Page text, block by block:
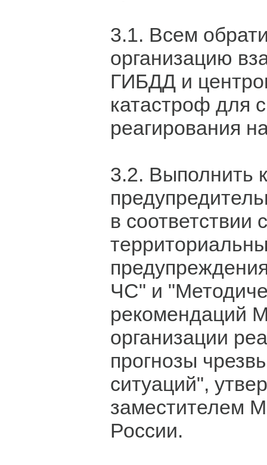
3.1. Всем
организацию
ГИБДД и
катастроф для
реагирования
3.2. Выполнить
в соответствии с
ЧС" и
рекомендаций
организации
прогнозы
ситуаций",
заместителем
России.